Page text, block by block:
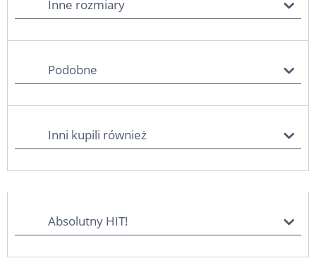
Inne rozmiary
Podobne
Inni kupili również
Absolutny HIT!